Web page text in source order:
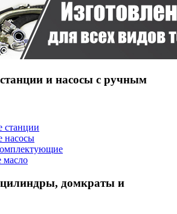
и насосы с ручным
станции
насосы
масло
цилиндры, домкраты и